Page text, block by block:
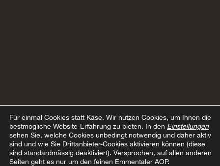
Für einmal Cookies statt Käse. Wir nutzen Cookies, um Ihnen die
bestmögliche Website-Erfahrung zu bieten. In den Einstellungen
sehen Sie, welche Cookies unbedingt notwendig und daher aktiv
sind und wie Sie Drittanbieter-Cookies aktivieren können (diese
sind standardmässig deaktiviert). Versprochen, auf allen anderen
Seiten geht es nur um den feinen Emmentaler AOP.